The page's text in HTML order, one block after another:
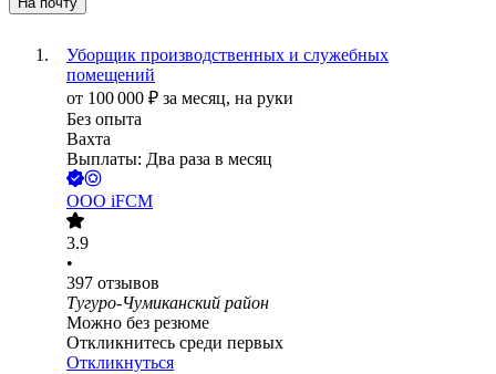
Уборщик производственных и служебных
помещений
от 100 000 ₽ за месяц, на руки
Без опыта
Вахта
Выплаты: Два раза в месяц
ООО iFCM
3.9
•
397 отзывов
Тугуро-Чумиканский район
Можно без резюме
Откликнитесь среди первых
Откликнуться